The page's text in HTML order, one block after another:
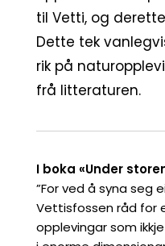
til Vetti, og
Dette tek
rik på
frå litteraturen.
I boka «Under
”For ved å syna seg
Vettisfossen råd for
opplevingar som